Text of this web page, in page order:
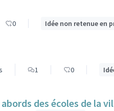
0 Idée non retenue en
1 0
des écoles de la